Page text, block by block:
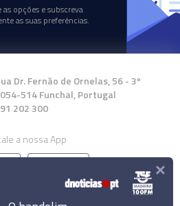
as opções e subscreva
as suas preferências.
Dr. Fernão de Ornelas, 56 - 3º
514 Funchal, Portugal
202 300
a nossa App
×